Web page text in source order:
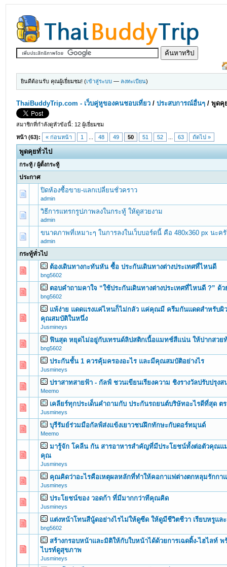
ยินดีต้อนรับ คุณผู้เยี่ยมชม! (เข้าสู่ระบบ — ลงทะเบียน)
ThaiBuddyTrip.com - เว็บคู่หูของคนชอบเที่ยว /ประสบการณ์อื่นๆ /พูดคุ
สมาชิกที่กำลังดูหัวข้อนี้: 12 ผู้เยี่ยมชม
หน้า (63): « ก่อนหน้า 1 48 49 50 51 52 63 ถัดไป »
พูดคุยทั่วไป
กระทู้ /ผู้ตั้งกระทู้
ประกาศ
ปิดห้องซื้อขาย-แลกเปลี่ยนชั่วคราว
admin
วิธีการแทรกรูปภาพลงในกระทู้ ให้ดูสวยงาม
admin
ขนาดภาพที่เหมาะๆ ในการลงในเว็บบอร์ดนี้ คือ 480x360 px นะค
admin
กระทู้ทั่วไป
ต้องเดินทางกะทันหัน ซื้อ ประกันเดินทางต่างประเทศที่ไหนดี
bng5602
0 Vote(s) - 0 out of 5 in Average
1234 5
ตอบคำถามคาใจ “ใช้ประกันเดินทางต่างประเทศที่ไหนดี ?” ด้
bng5602
0 Vote(s) - 0 out of 5 in Average
1 345
แพ้ง่าย แดดแรงแค่ไหนก็ไม่กลัว แค่คุณมี ครีมกันแดดสำหรับผิ
คุณสมบัติในหนึ่ง
Jusmineys
0 Vote(s) - 0 out of 5 in Average
ฟินสุด หยุดไม่อยู่กับเทรนด์ลิปสติกเนื้อแมทช์สีแน่น ให้ปากสวย
bng5602
0 Vote(s) - 0 out of 5 in Average
12345
ประกันชั้น 1 ควรคุ้มครองอะไร และมีคุณสมบัติอย่างไร
Jusmineys
0 Vote(s) - 0 out of 5 in Average
1234 5
ปราสาทสายฟ้า - กัลฟ์ ชวนเขียนเรียงความ ชิงรางวัลปรับปรุง
Meemo
0 Vote(s) - 0 out of 5 in Average
1234 5
เคลียร์ทุกประเด็นคำถามกับ ประกันรถยนต์บริษัทอะไรดีที่สุด ต
Jusmineys
0 Vote(s) - 0 out of 5 in Average
12 34 5
บุรีรัมย์ร่วมมือกัลฟ์ส่งแข้งเยาวชนฝึกทักษะกับดอร์ทมุนด์
Meemo
0 Vote(s) - 0 out of 5 in Average
12345
มารู้จัก โคลีน กัน สารอาหารสำคัญที่มีประโยชน์ทั้งต่อตัวคุณแ
คุณ
Jusmineys
0 Vote(s) - 0 out of 5 in Average
คุณคิดว่าอะไรคือเหตุผลหลักที่ทำให้คอกาแฟต่างตกหลุมรักกาแ
Jusmineys
0 Vote(s) - 0 out of 5 in Average
12345
ประโยชน์ของ วอดก้า ที่มีมากกว่าทีคุณคิด
Jusmineys
0 Vote(s) - 0 out of 5 in Average
123 4 5
แต่งหน้าโทนสีนู้ดอย่างไรไม่ให้ดูซีด ให้ดูมีชีวิตชีวา เรียบหรูแล
bng5602
0 Vote(s) - 0 out of 5 in Average
123 45
สร้างกรอบหน้าและมิติให้กับใบหน้าได้ด้วยการเฉดดิ้ง-ไฮไลท์ พ
ไบรท์ดูสุขภาพ
Jusmineys
0 Vote(s) - 0 out of 5 in Average